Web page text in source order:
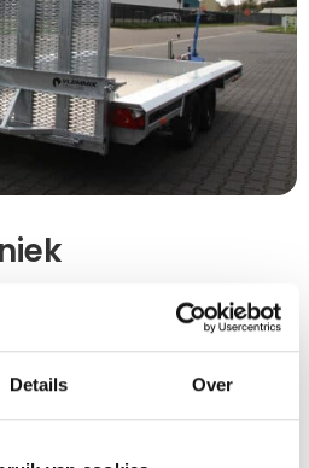
Details Over
behoeftes heeft en andere
haar aanhanger wil hebben,
op bestelling gemaakt.
lang moet wachten? Nee,